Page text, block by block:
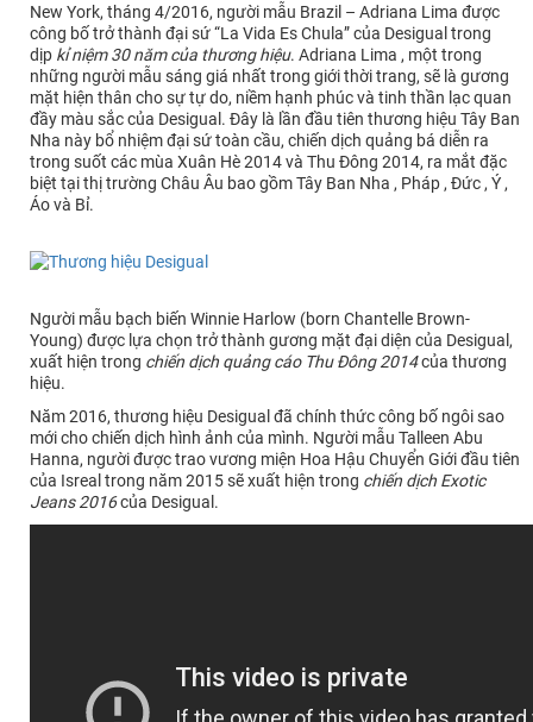
New York, tháng 4/2016, người mẫu Brazil – Adriana Lima được
công bố trở thành đại sứ “La Vida Es Chula” của Desigual trong
dịp kỉ niệm 30 năm của thương hiệu. Adriana Lima , một trong
những người mẫu sáng giá nhất trong giới thời trang, sẽ là gương
mặt hiện thân cho sự tự do, niềm hạnh phúc và tinh thần lạc quan
đầy màu sắc của Desigual. Đây là lần đầu tiên thương hiệu Tây Ban
Nha này bổ nhiệm đại sứ toàn cầu, chiến dịch quảng bá diễn ra
trong suốt các mùa Xuân Hè 2014 và Thu Đông 2014, ra mắt đặc
biệt tại thị trường Châu Âu bao gồm Tây Ban Nha , Pháp , Đức , Ý ,
Áo và Bỉ.
Người mẫu bạch biến Winnie Harlow (born Chantelle Brown-
Young) được lựa chọn trở thành gương mặt đại diện của Desigual,
xuất hiện trong chiến dịch quảng cáo Thu Đông 2014của thương
hiệu.
Năm 2016, thương hiệu Desigual đã chính thức công bố ngôi sao
mới cho chiến dịch hình ảnh của mình. Người mẫu Talleen Abu
Hanna, người được trao vương miện Hoa Hậu Chuyển Giới đầu tiên
của Isreal trong năm 2015 sẽ xuất hiện trong chiến dịch Exotic
Jeans 2016của Desigual.